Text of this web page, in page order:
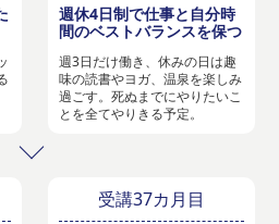
週休4日制で仕事と自分時
間のベストバランスを保つ
週3日だけ働き、休みの日は趣
味の読書やヨガ、温泉を楽しみ
過ごす。死ぬまでにやりたいこ
とを全てやりきる予定。
受講37カ月目